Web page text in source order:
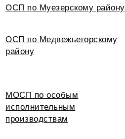
ОСП по Муезерскому району
ОСП по Медвежьегорскому
району
МОСП по особым
исполнительным
производствам